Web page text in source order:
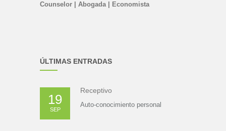
Counselor | Abogada | Economista
ÚLTIMAS ENTRADAS
19
SEP
Receptivo
Auto-conocimiento personal